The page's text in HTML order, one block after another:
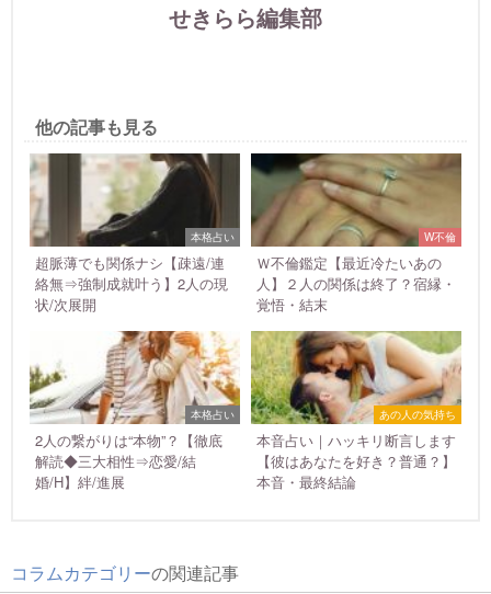
せきらら編集部
他の記事も見る
本格占い
超脈薄でも関係ナシ【疎遠/連
絡無⇒強制成就叶う】2人の現
状/次展開
W不倫
Ｗ不倫鑑定【最近冷たいあの
人】２人の関係は終了？宿縁・
覚悟・結末
本格占い
2人の繋がりは“本物”？【徹底
解読◆三大相性⇒恋愛/結
婚/H】絆/進展
あの人の気持ち
本音占い｜ハッキリ断言します
【彼はあなたを好き？普通？】
本音・最終結論
コラムカテゴリーの関連記事